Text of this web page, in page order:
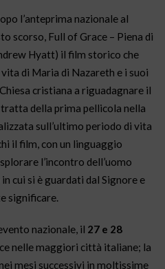
l’anteprima nazionale al
scorso, Full of Grace – Piena di
Hyatt) il film storico che
di Maria di Nazareth e i suoi
cristiana a riguadagnare il
della prima pellicola nella
sull’ultimo periodo di vita
il film, con un linguaggio
l’incontro dell’uomo
cui si è guardati dal Signore e
significare.
nazionale, il 27 e 28
nelle maggiori città italiane; la
mesi successivi in moltissime